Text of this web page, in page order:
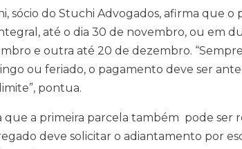
sócio do Stuchi Advogados, afirma que
até o dia 30 de novembro, ou em
e outra até 20 de dezembro.
ou feriado, o pagamento deve ser
pontua.
que a primeira parcela também pode ser
deve solicitar o adiantamento por